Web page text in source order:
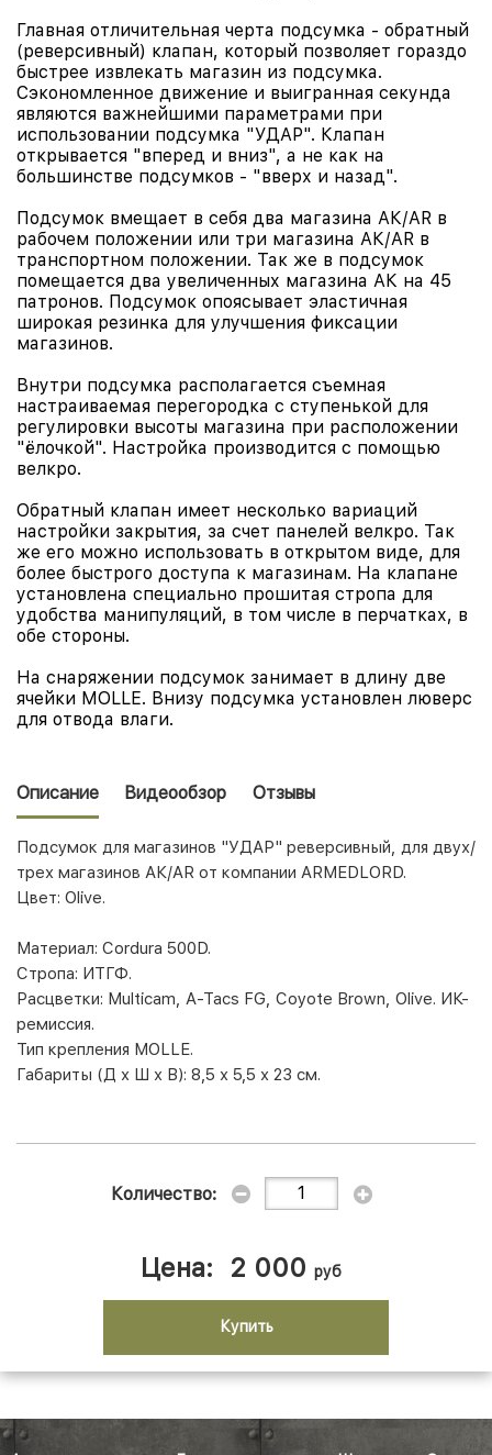
Главная отличительная черта подсумка - обратный
(реверсивный) клапан, который позволяет гораздо
быстрее извлекать магазин из подсумка.
Сэкономленное движение и выигранная секунда
являются важнейшими параметрами при
использовании подсумка "УДАР". Клапан
открывается "вперед и вниз", а не как на
большинстве подсумков - "вверх и назад".
Подсумок вмещает в себя два магазина АК/AR в
рабочем положении или три магазина АК/AR в
транспортном положении. Так же в подсумок
помещается два увеличенных магазина АК на 45
патронов. Подсумок опоясывает эластичная
широкая резинка для улучшения фиксации
магазинов.
Внутри подсумка располагается съемная
настраиваемая перегородка с ступенькой для
регулировки высоты магазина при расположении
"ёлочкой". Настройка производится с помощью
велкро.
Обратный клапан имеет несколько вариаций
настройки закрытия, за счет панелей велкро. Так
же его можно использовать в открытом виде, для
более быстрого доступа к магазинам. На клапане
установлена специально прошитая стропа для
удобства манипуляций, в том числе в перчатках, в
обе стороны.
На снаряжении подсумок занимает в длину две
ячейки MOLLE. Внизу подсумка установлен люверс
для отвода влаги.
Описание Видеообзор Отзывы
Подсумок для магазинов "УДАР" реверсивный, для двух/
трех магазинов АК/AR от компании ARMEDLORD.
Цвет: Olive.
Материал: Cordura 500D.
Стропа: ИТГФ.
Расцветки: Multicam, A-Tacs FG, Coyote Brown, Olive. ИК-
ремиссия.
Тип крепления MOLLE.
Габариты (Д х Ш х В): 8,5 х 5,5 х 23 см.
Количество:
Цена: 2 000 руб
Купить